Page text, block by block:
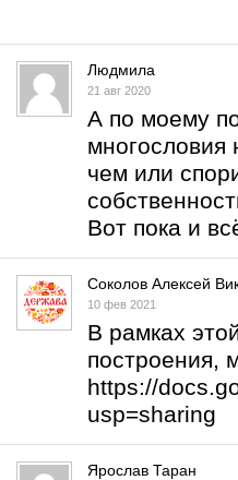
Людмила
21 авг 2020
А по моему
многословия
чем или
Вот пока и
Соколов Алексей
10 фев 2021
В рамках
построения,
https://
usp=sharing
Ярослав Таран